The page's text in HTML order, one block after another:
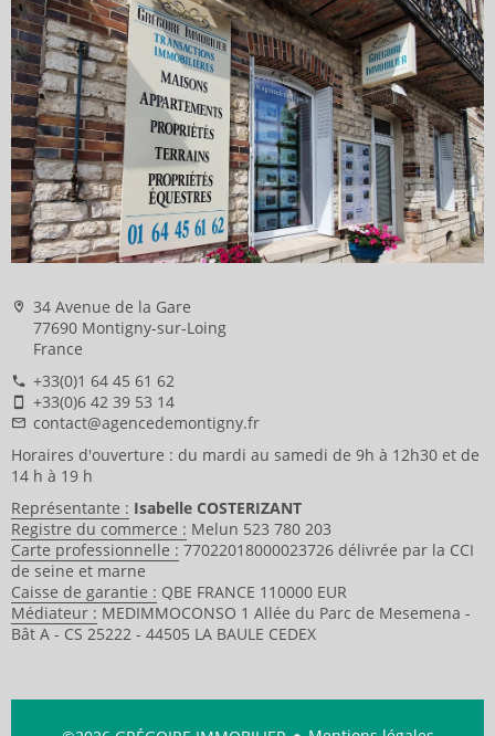
34 Avenue de la Gare
77690 Montigny-sur-Loing
France
+33(0)1 64 45 61 62
+33(0)6 42 39 53 14
contact@agencedemontigny.fr
Horaires d'ouverture : du mardi au samedi de 9h à 12h30 et de
14 h à 19 h
Représentante : Isabelle COSTERIZANT
Registre du commerce : Melun 523 780 203
Carte professionnelle : 77022018000023726 délivrée par la CCI
de seine et marne
Caisse de garantie : QBE FRANCE 110000 EUR
Médiateur : MEDIMMOCONSO 1 Allée du Parc de Mesemena -
Bât A - CS 25222 - 44505 LA BAULE CEDEX